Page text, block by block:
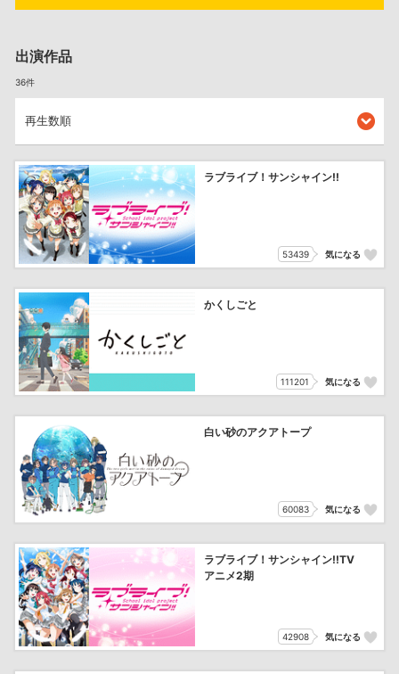
出演作品
36件
ラブライブ！サンシャイン!!
53439 気になる
かくしごと
111201 気になる
白い砂のアクアトープ
60083 気になる
ラブライブ！サンシャイン!!TV
アニメ2期
42908 気になる